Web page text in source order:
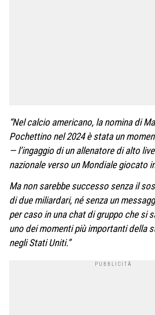
“Nel calcio americano, la nomina di
Pochettino nel 2024 è stata un
— l’ingaggio di un allenatore di alto
nazionale verso un Mondiale giocato
Ma non sarebbe successo senza il
di due miliardari, né senza un
per caso in una chat di gruppo che si
uno dei momenti più importanti della
negli Stati Uniti.”